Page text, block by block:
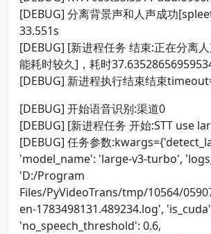
[DEBUG] 分离背景声和人声成功
33.551s
[DEBUG] [新进程任务 结束:正在分离
能耗时较久]，耗时
[DEBUG] 新进程执行结束结束
[DEBUG] 开始语音识别:渠道0
[DEBUG] [新进程任务 开始:STT use
[DEBUG] 任务参数
'model_name': 'large-v3-turbo',
'D:/Program
Files/PyVideoTrans/tmp/10564/
en-1783498131.489234.log',
'no_speech_threshold': 0.6,